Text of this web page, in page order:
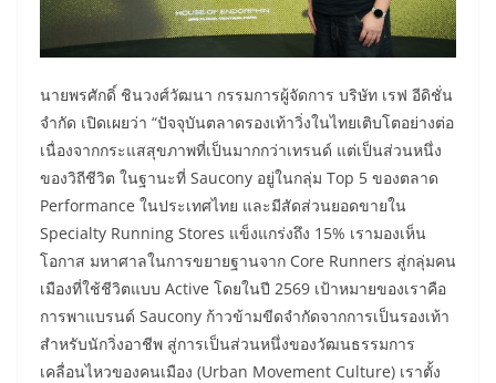
นายพรศักดิ์ ชินวงศ์วัฒนา กรรมการผู้จัดการ บริษัท เรฟ อีดิชั่น
จำกัด เปิดเผยว่า “ปัจจุบันตลาดรองเท้าวิ่งในไทยเติบโตอย่างต่อ
เนื่องจากกระแสสุขภาพที่เป็นมากกว่าเทรนด์ แต่เป็นส่วนหนึ่ง
ของวิถีชีวิต ในฐานะที่ Saucony อยู่ในกลุ่ม Top 5 ของตลาด
Performance ในประเทศไทย และมีสัดส่วนยอดขายใน
Specialty Running Stores แข็งแกร่งถึง 15% เรามองเห็น
โอกาส มหาศาลในการขยายฐานจาก Core Runners สู่กลุ่มคน
เมืองที่ใช้ชีวิตแบบ Active โดยในปี 2569 เป้าหมายของเราคือ
การพาแบรนด์ Saucony ก้าวข้ามขีดจำกัดจากการเป็นรองเท้า
สำหรับนักวิ่งอาชีพ สู่การเป็นส่วนหนึ่งของวัฒนธรรมการ
เคลื่อนไหวของคนเมือง (Urban Movement Culture) เราตั้ง